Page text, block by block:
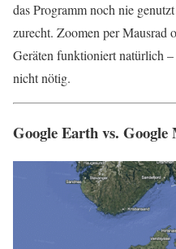
das Programm noch nie
zurecht. Zoomen per Mausrad
Geräten funktioniert natürlich
nicht nötig.
Google Earth vs. Google